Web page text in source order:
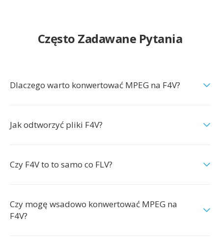
Często Zadawane Pytania
Dlaczego warto konwertować MPEG na F4V?
Jak odtworzyć pliki F4V?
Czy F4V to to samo co FLV?
Czy mogę wsadowo konwertować MPEG na
F4V?